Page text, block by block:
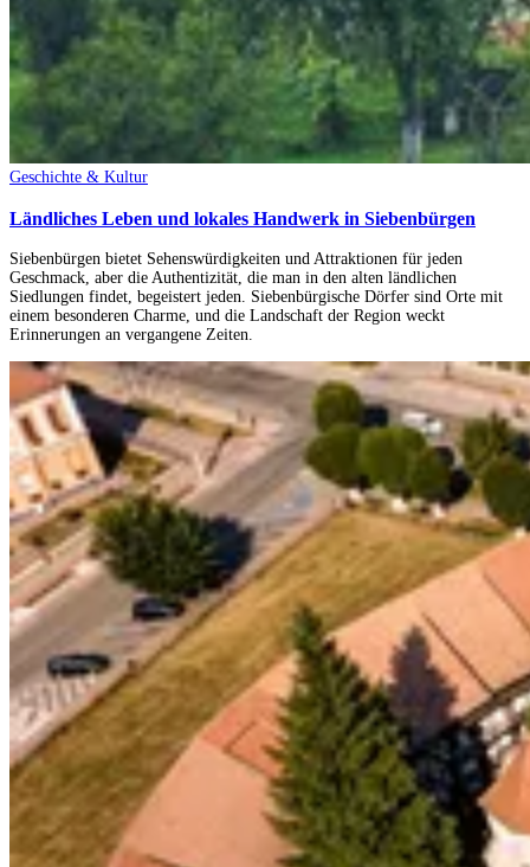
Geschichte & Kultur
Ländliches Leben und lokales Handwerk in Siebenbürgen
Siebenbürgen bietet Sehenswürdigkeiten und Attraktionen für jeden
Geschmack, aber die Authentizität, die man in den alten ländlichen
Siedlungen findet, begeistert jeden. Siebenbürgische Dörfer sind Orte mit
einem besonderen Charme, und die Landschaft der Region weckt
Erinnerungen an vergangene Zeiten.